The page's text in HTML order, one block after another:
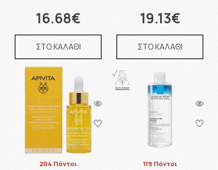
16.68€
ΣΤΟ ΚΑΛΑΘΙ
19.13€
ΣΤΟ ΚΑΛΑΘΙ
204 Πόντοι 119 Πόντοι